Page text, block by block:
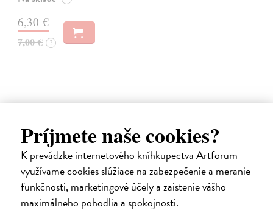
Príjmete naše cookies?
K prevádzke internetového kníhkupectva Artforum
využívame cookies slúžiace na zabezpečenie a meranie
funkčnosti, marketingové účely a zaistenie vášho
maximálneho pohodlia a spokojnosti.
6,30 €
7,00 € ?
na sklade